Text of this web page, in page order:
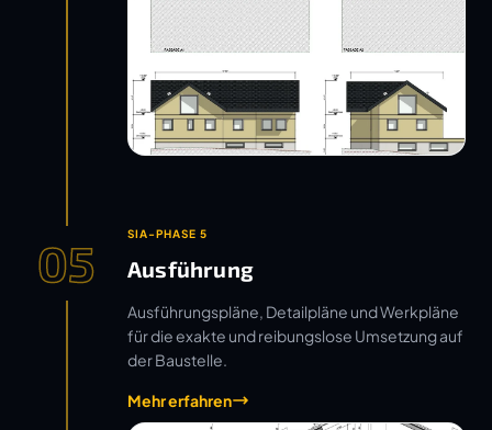
05 SIA-PHASE 5
Ausführung
Ausführungspläne, Detailpläne und Werkpläne
für die exakte und reibungslose Umsetzung auf
der Baustelle.
Mehr erfahren